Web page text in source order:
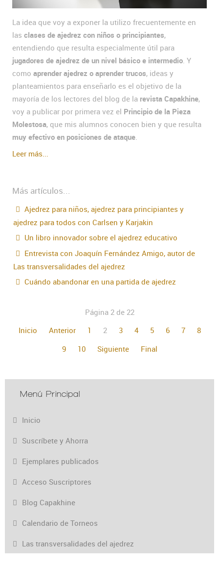
La idea que voy a exponer la utilizo frecuentemente en
las clases de ajedrez con niños o principiantes,
entendiendo que resulta especialmente útil para
jugadores de ajedrez de un nivel básico e intermedio. Y
como aprender ajedrez o aprender trucos, ideas y
planteamientos para enseñarlo es el objetivo de la
mayoría de los lectores del blog de la revista Capakhine,
voy a publicar por primera vez el Principio de la Pieza
Molestosa, que mis alumnos conocen bien y que resulta
muy efectivo en posiciones de ataque.
Leer más...
Más artículos...
Ajedrez para niños, ajedrez para principiantes y
ajedrez para todos con Carlsen y Karjakin
Un libro innovador sobre el ajedrez educativo
Entrevista con Joaquín Fernández Amigo, autor de
Las transversalidades del ajedrez
Cuándo abandonar en una partida de ajedrez
Página 2 de 22
Inicio
Anterior 1 2 3 4 5 6 7
8
9
10 Siguiente Final
Menú Principal
Inicio
Suscríbete y Ahorra
Ejemplares publicados
Acceso Suscriptores
Blog Capakhine
Calendario de Torneos
Las transversalidades del ajedrez